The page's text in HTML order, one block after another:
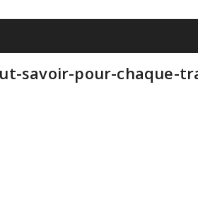
savoir-pour-chaque-